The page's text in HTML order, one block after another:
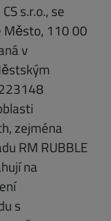
s.r.o., se
Město, 110 00
v
zejména
RM RUBBLE
na
s